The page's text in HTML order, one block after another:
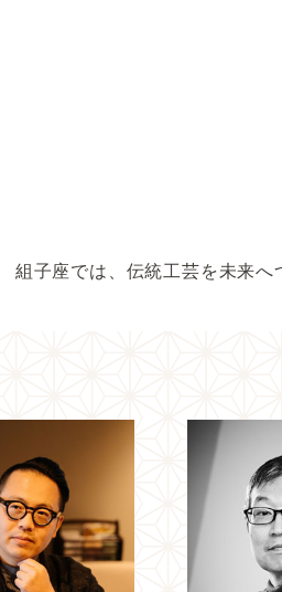
座では、伝統工芸を未来へつ